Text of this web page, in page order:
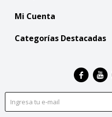
Mi Cuenta
Categorías Destacadas
 